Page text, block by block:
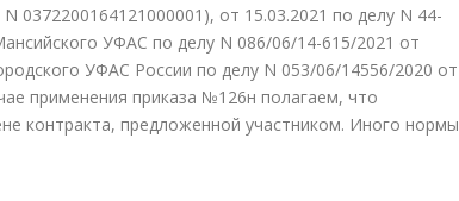
0372200164121000001), от 15.03.2021 по делу N 44-
УФАС по делу N 086/06/14-615/2021 от
УФАС России по делу N 053/06/14556/2020 от
применения приказа №126н полагаем, что
контракта, предложенной участником. Иного нормы